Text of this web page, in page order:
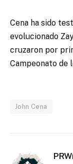
Cena ha sido
evolucionado
cruzaron por
Campeonato de
John Cena